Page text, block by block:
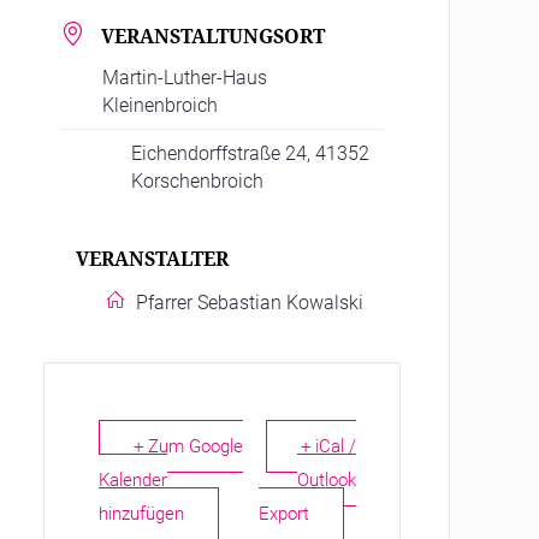
VERANSTALTUNGSORT
Martin-Luther-Haus
Kleinenbroich
Eichendorffstraße 24, 41352
Korschenbroich
VERANSTALTER
Pfarrer Sebastian Kowalski
+ Zum Google
Kalender
hinzufügen
+ iCal /
Outlook
Export